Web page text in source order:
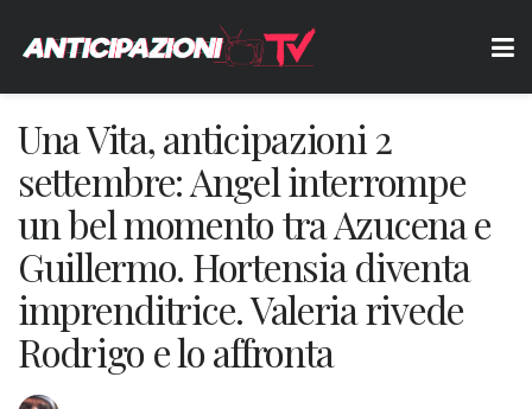
Una Vita, anticipazioni 2
settembre: Angel interrompe
un bel momento tra Azucena e
Guillermo. Hortensia diventa
imprenditrice. Valeria rivede
Rodrigo e lo affronta